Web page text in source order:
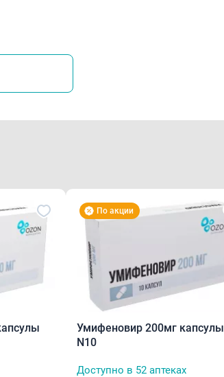
По акции
Умифеновир 200мг капсулы
N10
Доступно в 52 аптеках